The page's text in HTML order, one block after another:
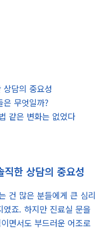
담의 중요성
무엇일까?
같은 변화는 없었다
한 상담의 중요성
건 많은 분들에게 큰 심리
죠. 하지만 진료실 문을
면서도 부드러운 어조로